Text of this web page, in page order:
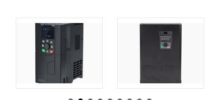
由admin |30 1 月,
由admin |29 1 月,